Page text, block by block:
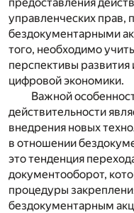
управленческих прав,
бездокументарными
того, необходимо
перспективы
цифровой экономики.
Важной
действительности
внедрения новых
в отношении
это тенденция
документооборот,
процедуры
бездокументарным